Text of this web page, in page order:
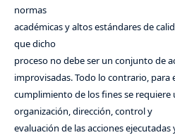
normas
académicas y altos estándares de
que dicho
proceso no debe ser un conjunto de
improvisadas. Todo lo contrario, para
cumplimiento de los fines se requiere
organización, dirección, control y
evaluación de las acciones ejecutadas